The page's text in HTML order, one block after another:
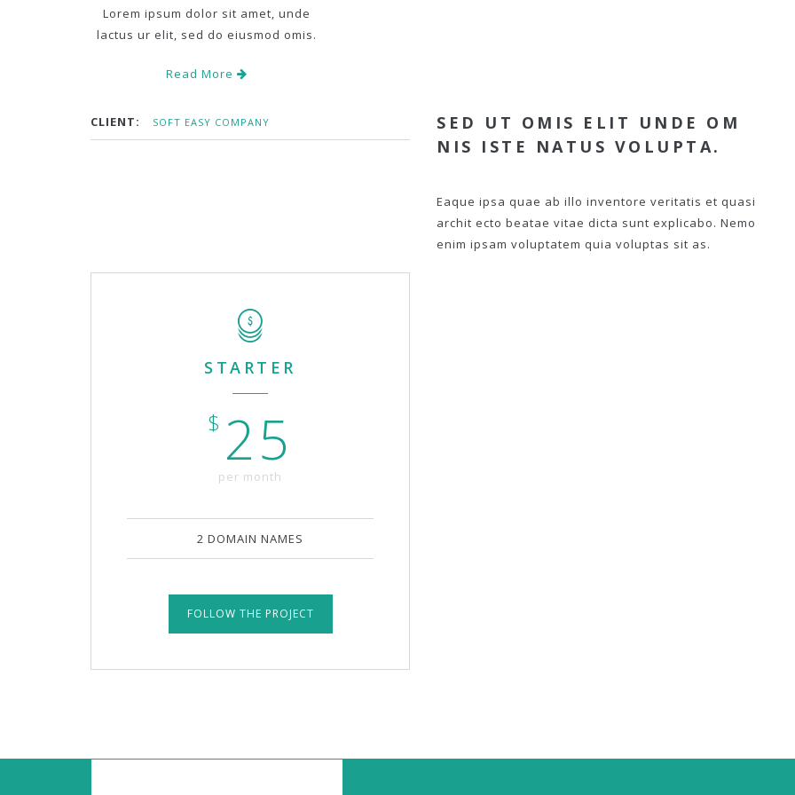
Lorem ipsum dolor sit amet, unde
lactus ur elit, sed do eiusmod omis.
Read More
CLIENT: SOFT EASY COMPANY
SED UT OMIS ELIT UNDE OM
NIS ISTE NATUS VOLUPTA.
Eaque ipsa quae ab illo inventore veritatis et quasi
archit ecto beatae vitae dicta sunt explicabo. Nemo
enim ipsam voluptatem quia voluptas sit as.
STARTER
$ 25
per month
2 DOMAIN NAMES
FOLLOW THE PROJECT